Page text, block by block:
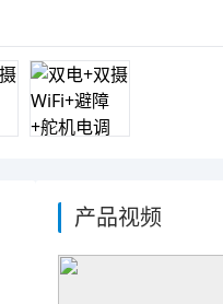
产品视频